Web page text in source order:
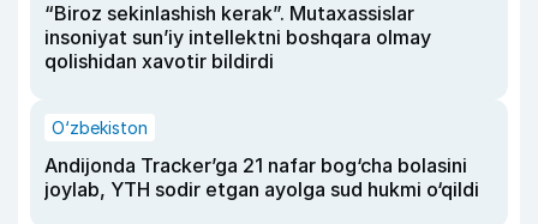
“Biroz sekinlashish kerak”. Mutaxassislar
insoniyat sun’iy intellektni boshqara olmay
qolishidan xavotir bildirdi
O‘zbekiston
Andijonda Tracker’ga 21 nafar bog‘cha bolasini
joylab, YTH sodir etgan ayolga sud hukmi o‘qildi